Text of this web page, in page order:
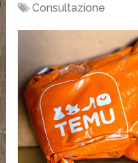
Consultazione